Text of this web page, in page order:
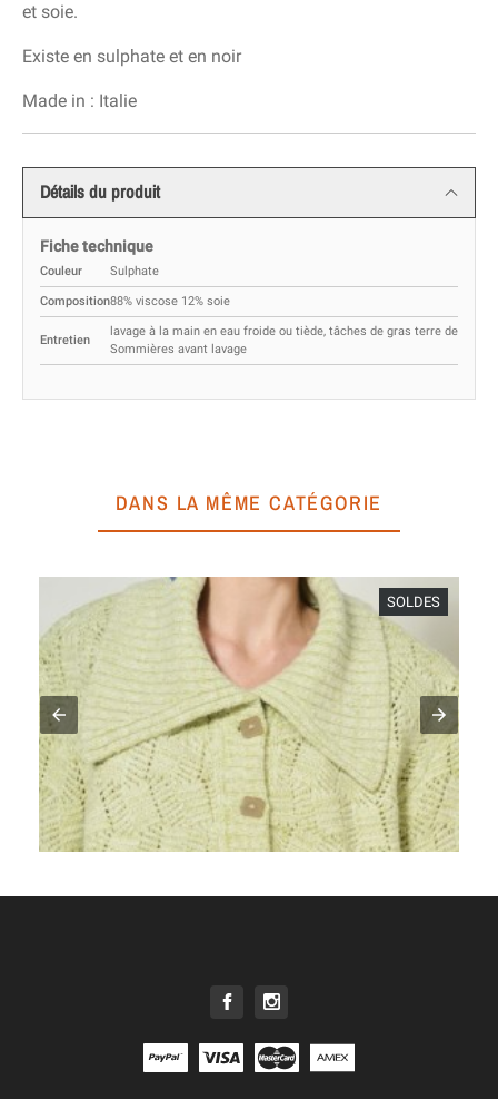
et soie.
Existe en sulphate et en noir
Made in : Italie
Détails du produit
Fiche technique
Couleur Sulphate
Composition88% viscose 12% soie
Entretien
lavage à la main en eau froide ou tiède, tâches de gras terre de
Sommières avant lavage
DANS LA MÊME CATÉGORIE
SOLDES